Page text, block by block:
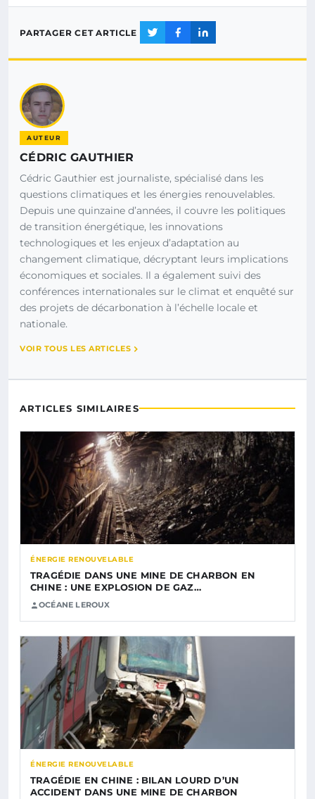
PARTAGER CET ARTICLE
AUTEUR
CÉDRIC GAUTHIER
Cédric Gauthier est journaliste, spécialisé dans les
questions climatiques et les énergies renouvelables.
Depuis une quinzaine d’années, il couvre les politiques
de transition énergétique, les innovations
technologiques et les enjeux d’adaptation au
changement climatique, décryptant leurs implications
économiques et sociales. Il a également suivi des
conférences internationales sur le climat et enquêté sur
des projets de décarbonation à l’échelle locale et
nationale.
VOIR TOUS LES ARTICLES
ARTICLES SIMILAIRES
ÉNERGIE RENOUVELABLE
TRAGÉDIE DANS UNE MINE DE CHARBON EN
CHINE : UNE EXPLOSION DE GAZ…
OCÉANE LEROUX
ÉNERGIE RENOUVELABLE
TRAGÉDIE EN CHINE : BILAN LOURD D’UN
ACCIDENT DANS UNE MINE DE CHARBON